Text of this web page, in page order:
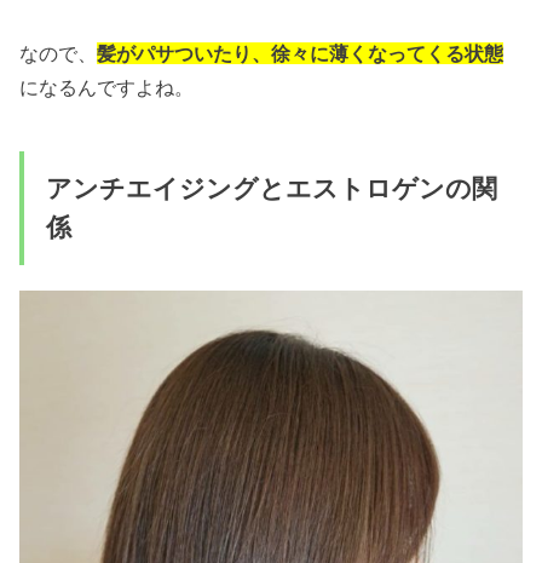
なので、髪がパサついたり、徐々に薄くなってくる状態
になるんですよね。
アンチエイジングとエストロゲンの関
係